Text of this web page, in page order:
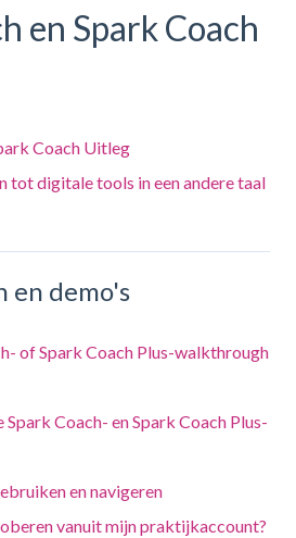
en Spark Coach
Coach Uitleg
tot digitale tools in een andere taal
en demo's
of Spark Coach Plus-walkthrough
Coach- en Spark Coach Plus-
en navigeren
vanuit mijn praktijkaccount?